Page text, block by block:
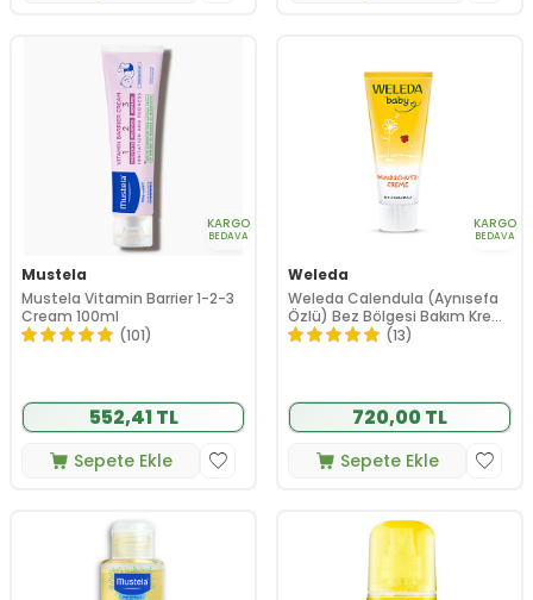
KARGO
BEDAVA
Mustela
Mustela Vitamin Barrier 1-2-3
Cream 100ml
(101)
552,41 TL
Sepete Ekle
KARGO
BEDAVA
Weleda
Weleda Calendula (Aynısefa
Özlü) Bez Bölgesi Bakım Kremi
75 ml
(13)
720,00 TL
Sepete Ekle